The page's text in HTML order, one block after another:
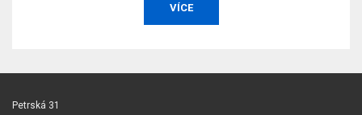
OBJEDNAT
Petrská 31